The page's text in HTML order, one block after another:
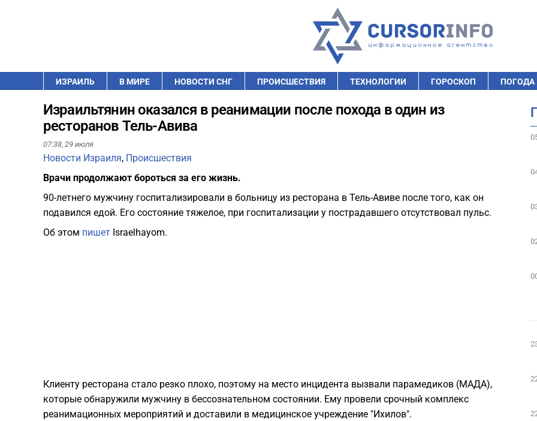
ИЗРАИЛЬ В МИРЕ НОВОСТИ СНГ ПРОИСШЕСТВИЯ ТЕХНОЛОГИИ ГОРОСКОП ПОГОДА
Израильтянин оказался в реанимации после похода в один из
ресторанов Тель-Авива
07:38, 29 июля
Новости Израиля, Происшествия
Врачи продолжают бороться за его жизнь.
90-летнего мужчину госпитализировали в больницу из ресторана в Тель-Авиве после того, как он
подавился едой. Его состояние тяжелое, при госпитализации у пострадавшего отсутствовал пульс.
Об этом пишет Israelhayom.
Клиенту ресторана стало резко плохо, поэтому на место инцидента вызвали парамедиков (МАДА),
которые обнаружили мужчину в бессознательном состоянии. Ему провели срочный комплекс
реанимационных мероприятий и доставили в медицинское учреждение "Ихилов".